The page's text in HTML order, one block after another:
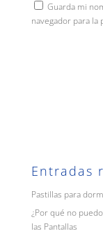
Guarda mi
navegador para
Entradas
Pastillas para
¿Por qué no
las Pantallas